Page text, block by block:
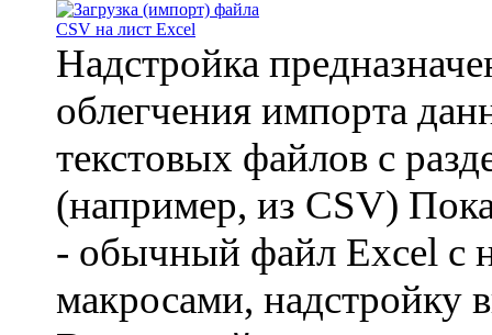
Надстройка
облегчения импорта
текстовых файлов с
(например, из CSV)
- обычный файл Excel с
макросами, надстройку